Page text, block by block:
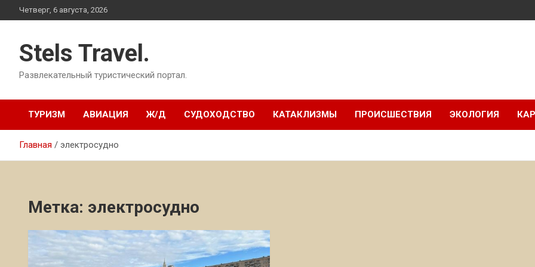
Перейти
к
Четверг, 6 августа, 2026
Stels Travel.
Развлекательный туристический портал.
ТУРИЗМ АВИАЦИЯ Ж/Д СУДОХОДСТВО КАТАКЛИЗМЫ ПРОИСШЕСТВИЯ ЭКОЛОГИЯ
Главная электросудно
Метка: электросудно